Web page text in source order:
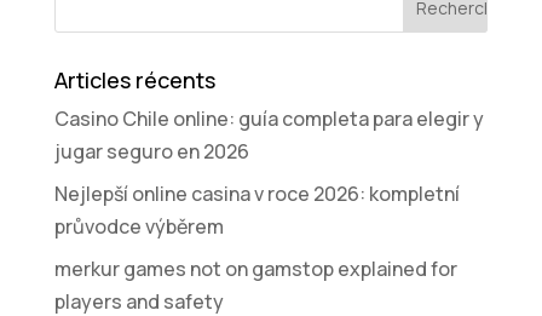
Articles récents
Casino Chile online: guía completa para elegir y
jugar seguro en 2026
Nejlepší online casina v roce 2026: kompletní
průvodce výběrem
merkur games not on gamstop explained for
players and safety